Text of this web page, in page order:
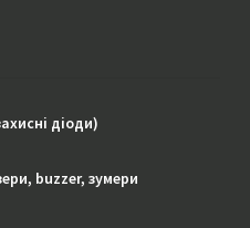
діоди)
buzzer, зумери